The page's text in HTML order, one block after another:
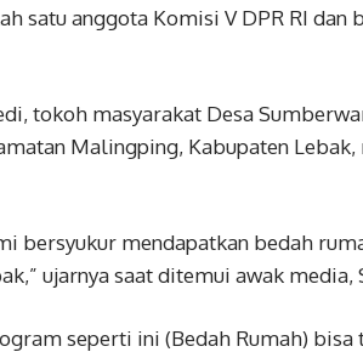
satu anggota Komisi V DPR RI dan
tokoh masyarakat Desa
Malingping, Kabupaten
bersyukur mendapatkan bedah
ujarnya saat ditemui awak media,
seperti ini (Bedah Rumah)